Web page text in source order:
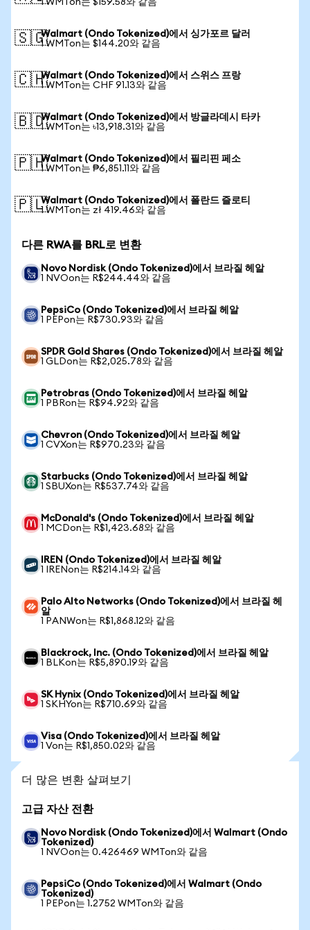
1 WMTon는 $159.58와 같음
🇸🇬Walmart (Ondo Tokenized)에서 싱가포르 달러
1 WMTon는 $144.20와 같음
🇨🇭Walmart (Ondo Tokenized)에서 스위스 프랑
1 WMTon는 CHF 91.13와 같음
🇧🇩Walmart (Ondo Tokenized)에서 방글라데시 타카
1 WMTon는 ৳13,918.31와 같음
🇵🇭Walmart (Ondo Tokenized)에서 필리핀 페소
1 WMTon는 ₱6,851.11와 같음
🇵🇱Walmart (Ondo Tokenized)에서 폴란드 즐로티
1 WMTon는 zł 419.46와 같음
다른 RWA를 BRL로 변환
Novo Nordisk (Ondo Tokenized)에서 브라질 헤알
1 NVOon는 R$244.44와 같음
PepsiCo (Ondo Tokenized)에서 브라질 헤알
1 PEPon는 R$730.93와 같음
SPDR Gold Shares (Ondo Tokenized)에서 브라질 헤알
1 GLDon는 R$2,025.78와 같음
Petrobras (Ondo Tokenized)에서 브라질 헤알
1 PBRon는 R$94.92와 같음
Chevron (Ondo Tokenized)에서 브라질 헤알
1 CVXon는 R$970.23와 같음
Starbucks (Ondo Tokenized)에서 브라질 헤알
1 SBUXon는 R$537.74와 같음
McDonald's (Ondo Tokenized)에서 브라질 헤알
1 MCDon는 R$1,423.68와 같음
IREN (Ondo Tokenized)에서 브라질 헤알
1 IRENon는 R$214.14와 같음
Palo Alto Networks (Ondo Tokenized)에서 브라질 헤
알
1 PANWon는 R$1,868.12와 같음
Blackrock, Inc. (Ondo Tokenized)에서 브라질 헤알
1 BLKon는 R$5,890.19와 같음
SK Hynix (Ondo Tokenized)에서 브라질 헤알
1 SKHYon는 R$710.69와 같음
Visa (Ondo Tokenized)에서 브라질 헤알
1 Von는 R$1,850.02와 같음
더 많은 변환 살펴보기
고급 자산 전환
Novo Nordisk (Ondo Tokenized)에서 Walmart (Ondo
Tokenized)
1 NVOon는 0.426469 WMTon와 같음
PepsiCo (Ondo Tokenized)에서 Walmart (Ondo
Tokenized)
1 PEPon는 1.2752 WMTon와 같음